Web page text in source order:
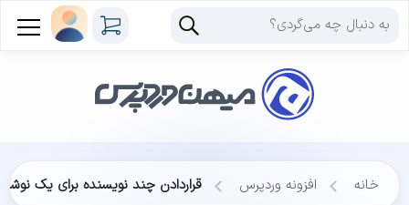
خانه افزونه وردپرس قراردادن چند نویسنده برای یک